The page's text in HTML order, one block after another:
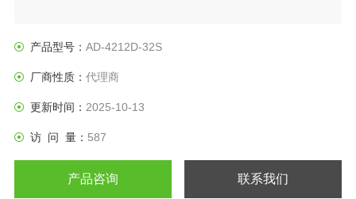
精度/内置重量
产品型号： AD-4212D-32S
厂商性质： 代理商
更新时间： 2025-10-13
访 问 量： 587
产品咨询 联系我们